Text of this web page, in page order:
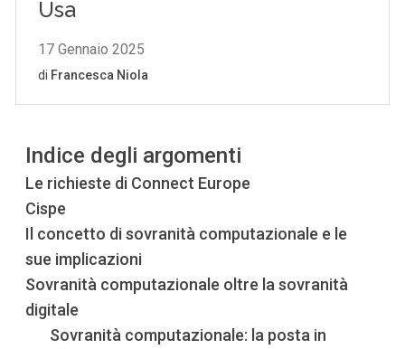
Indice degli argomenti
​Le richieste di Connect Europe
Cispe
Il concetto di sovranità computazionale e le
sue implicazioni
Sovranità computazionale oltre la sovranità
digitale
Sovranità computazionale: la posta in